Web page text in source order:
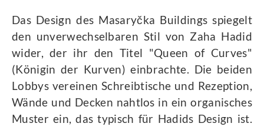
Das Design des Masaryčka Buildings spiegelt
den unverwechselbaren Stil von Zaha Hadid
wider, der ihr den Titel "Queen of Curves"
(Königin der Kurven) einbrachte. Die beiden
Lobbys vereinen Schreibtische und Rezeption,
Wände und Decken nahtlos in ein organisches
Muster ein, das typisch für Hadids Design ist.